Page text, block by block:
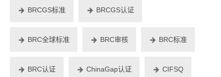
BRCGS标准 BRCGS认证
BRC全球标准 BRC审核 BRC标准
BRC认证 ChinaGap认证 CIFSQ